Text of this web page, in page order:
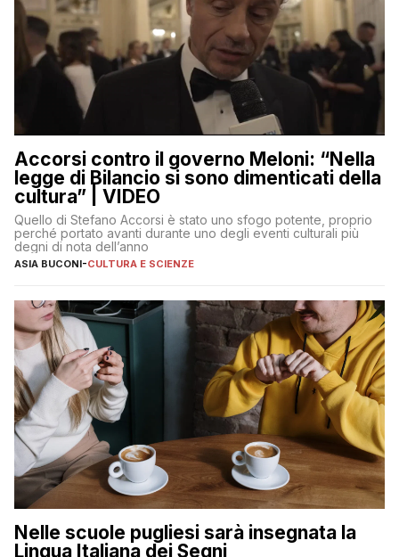
Accorsi contro il governo Meloni: “Nella
legge di Bilancio si sono dimenticati della
cultura” | VIDEO
Quello di Stefano Accorsi è stato uno sfogo potente, proprio
perché portato avanti durante uno degli eventi culturali più
degni di nota dell’anno
ASIA BUCONI-CULTURA E SCIENZE
Nelle scuole pugliesi sarà insegnata la
Lingua Italiana dei Segni